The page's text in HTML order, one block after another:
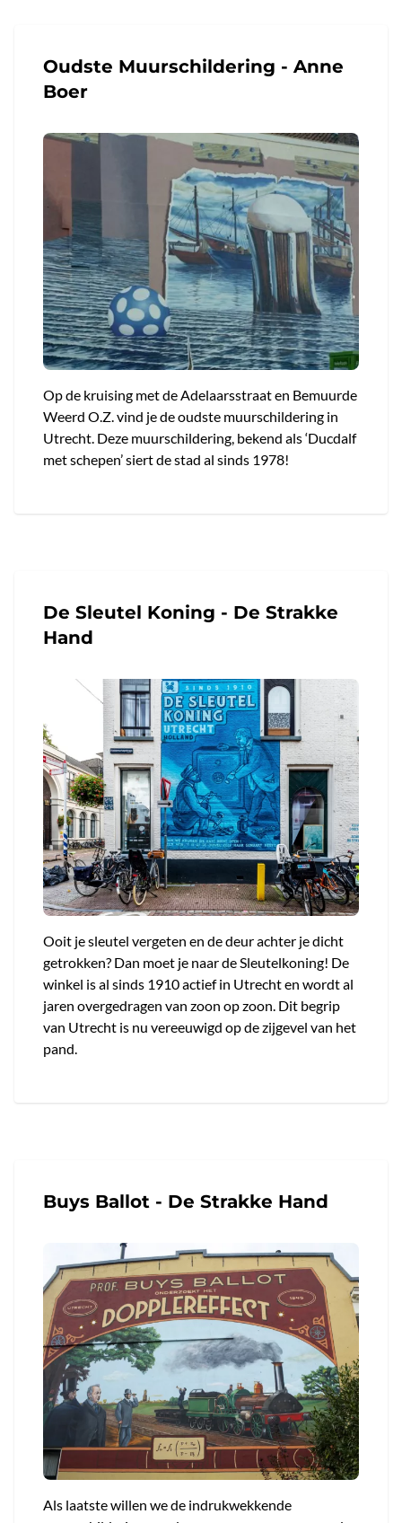
Oudste Muurschildering - Anne
Boer
Op de kruising met de Adelaarsstraat en Bemuurde
Weerd O.Z. vind je de oudste muurschildering in
Utrecht. Deze muurschildering, bekend als ‘Ducdalf
met schepen’ siert de stad al sinds 1978!
De Sleutel Koning - De Strakke
Hand
Ooit je sleutel vergeten en de deur achter je dicht
getrokken? Dan moet je naar de Sleutelkoning! De
winkel is al sinds 1910 actief in Utrecht en wordt al
jaren overgedragen van zoon op zoon. Dit begrip
van Utrecht is nu vereeuwigd op de zijgevel van het
pand.
Buys Ballot - De Strakke Hand
Als laatste willen we de indrukwekkende